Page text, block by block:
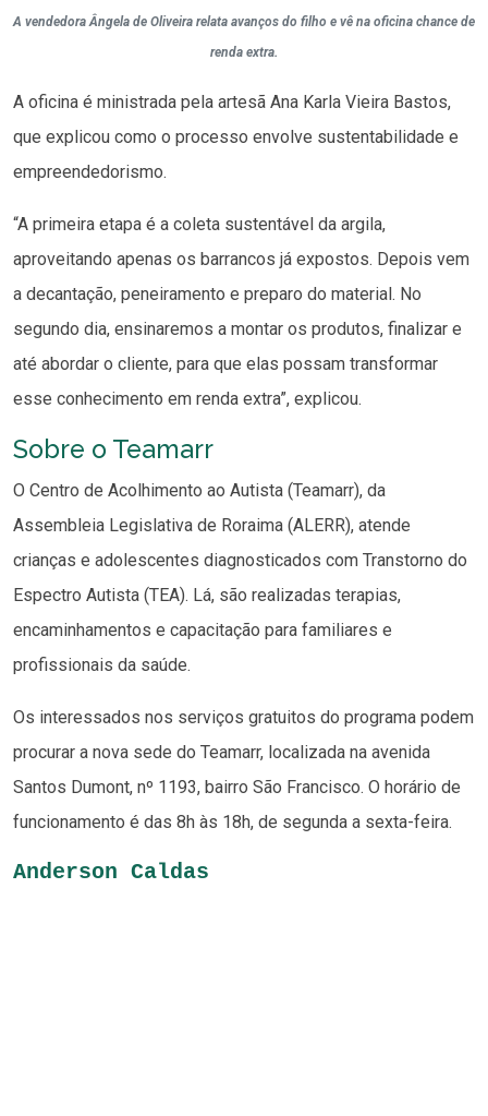
A vendedora Ângela de Oliveira relata avanços do filho e vê na oficina chance de
renda extra.
A oficina é ministrada pela artesã Ana Karla Vieira Bastos,
que explicou como o processo envolve sustentabilidade e
empreendedorismo.
“A primeira etapa é a coleta sustentável da argila,
aproveitando apenas os barrancos já expostos. Depois vem
a decantação, peneiramento e preparo do material. No
segundo dia, ensinaremos a montar os produtos, finalizar e
até abordar o cliente, para que elas possam transformar
esse conhecimento em renda extra”, explicou.
Sobre o Teamarr
O Centro de Acolhimento ao Autista (Teamarr), da
Assembleia Legislativa de Roraima (ALERR), atende
crianças e adolescentes diagnosticados com Transtorno do
Espectro Autista (TEA). Lá, são realizadas terapias,
encaminhamentos e capacitação para familiares e
profissionais da saúde.
Os interessados nos serviços gratuitos do programa podem
procurar a nova sede do Teamarr, localizada na avenida
Santos Dumont, nº 1193, bairro São Francisco. O horário de
funcionamento é das 8h às 18h, de segunda a sexta-feira.
Anderson Caldas